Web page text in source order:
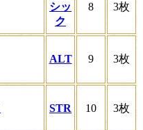
シッ
ク
8 3枚
ALT 9 3枚
STR 10 3枚